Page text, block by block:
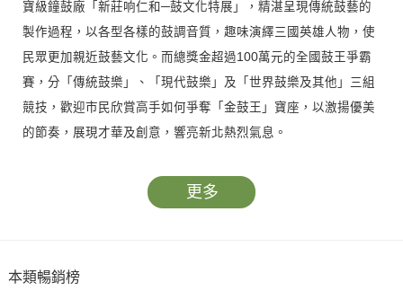
寶級鐘鼓廠「新莊响仁和─鼓文化特展」，精湛呈現傳統鼓藝的
製作過程，以各型各樣的鼓調音質，趣味演繹三國英雄人物，使
民眾更加親近鼓藝文化。而總獎金超過100萬元的全國鼓王爭霸
賽，分「傳統鼓樂」、「現代鼓樂」及「世界鼓樂及其他」三組
競技，歡迎市民欣賞高手如何爭奪「金鼓王」寶座，以激揚優美
的節奏，展現才華及創意，響亮新北熱烈氣息。
越陶瓷世界的奇蹟」兒童特展，則以天馬行空、趣味橫生的策展
概念及圖畫解說，帶領小朋友從陶藝的形體、色澤、質感，聯想
館的精選珍品中，認識各地生態奧秘與陶藝創作特色，享受一趟
更多
本類暢銷榜